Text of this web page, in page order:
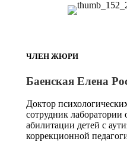
ЧЛЕН ЖЮРИ
Баенская Елена
Доктор
сотрудник лаборатории
абилитации детей с
коррекционной